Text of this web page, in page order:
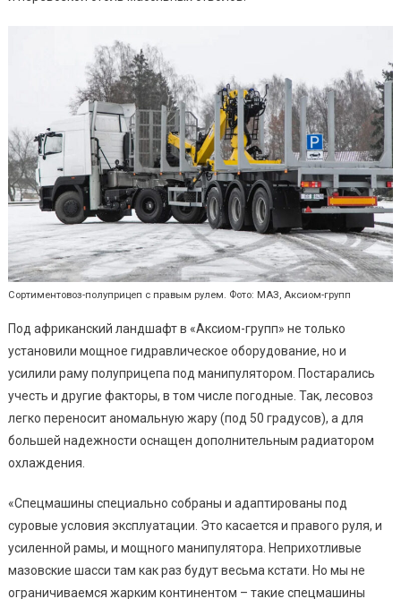
Сортиментовоз-полуприцеп с правым рулем. Фото: МАЗ, Аксиом-групп
Под африканский ландшафт в «Аксиом-групп» не только
установили мощное гидравлическое оборудование, но и
усилили раму полуприцепа под манипулятором. Постарались
учесть и другие факторы, в том числе погодные. Так, лесовоз
легко переносит аномальную жару (под 50 градусов), а для
большей надежности оснащен дополнительным радиатором
охлаждения.
«Спецмашины специально собраны и адаптированы под
суровые условия эксплуатации. Это касается и правого руля, и
усиленной рамы, и мощного манипулятора. Неприхотливые
мазовские шасси там как раз будут весьма кстати. Но мы не
ограничиваемся жарким континентом – такие спецмашины